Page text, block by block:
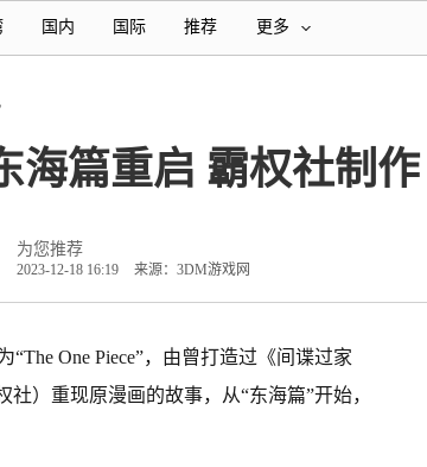
国内 国际 推荐 更多
海篇重启 霸权社制作
为您推荐
2023-12-18 16:19 来源：3DM游戏网
One Piece”，由曾打造过《间谍过家
）重现原漫画的故事，从“东海篇”开始，